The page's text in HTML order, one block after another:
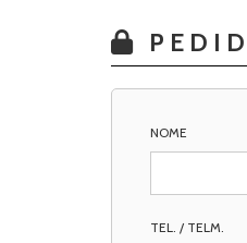
NOME
TEL. / TELM.